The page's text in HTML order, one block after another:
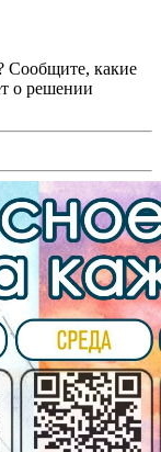
Сообщите, какие
о решении